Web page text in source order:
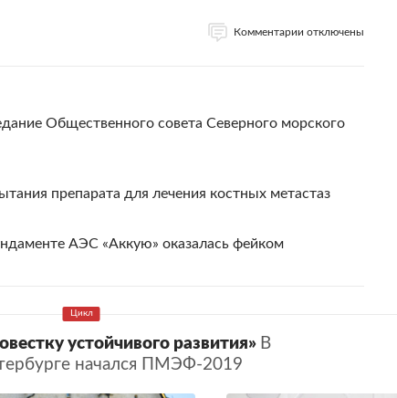
Комментарии отключены
Общественного совета Северного морского
препарата для лечения костных метастаз
АЭС «Аккую» оказалась фейком
устойчивого развития» В
начался ПМЭФ-2019